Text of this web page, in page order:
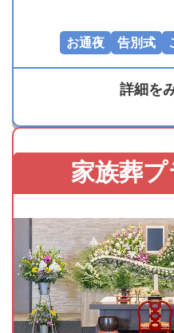
お通夜 告別式
詳細を
家族葬プ